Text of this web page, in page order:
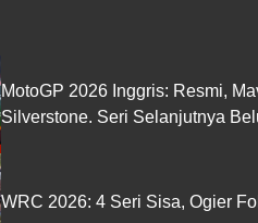
MotoGP 2026 Inggris: Resmi,
Silverstone. Seri Selanjutnya
WRC 2026: 4 Seri Sisa, Ogier